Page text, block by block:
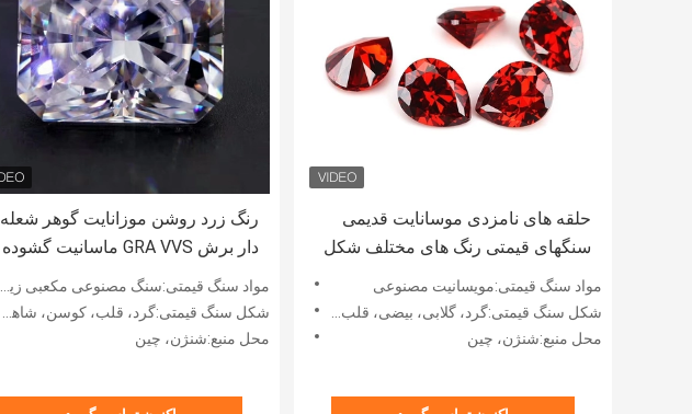
رنگ زرد روشن موزانایت گوهر شعله
دار برش GRA VVS ماسانیت گشوده
الماس برای حلقه طلا
مواد سنگ قیمتی:سنگ مصنوعی مکعبی زیرکونیا
شکل سنگ قیمتی:گرد، قلب، کوسن، شاهزاده خانم، اسکر، بیضی، زمرد، بیضی، گلابی و غیره
محل منبع:شنژن، چین
حلقه های نامزدی موسانایت قدیمی
سنگهای قیمتی رنگ های مختلف شکل
مصنوعی
مواد سنگ قیمتی:مویسانیت مصنوعی
شکل سنگ قیمتی:گرد، گلابی، بیضی، قلب، مربع، کوسن، و غیره
محل منبع:شنژن، چین